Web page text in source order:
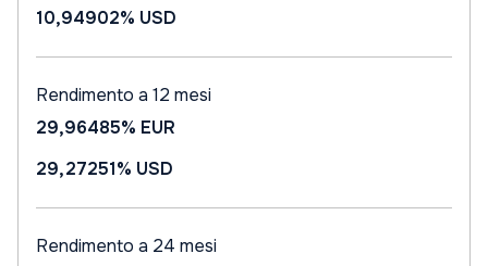
10,94902% USD
Rendimento a 12 mesi
29,96485% EUR
29,27251% USD
Rendimento a 24 mesi